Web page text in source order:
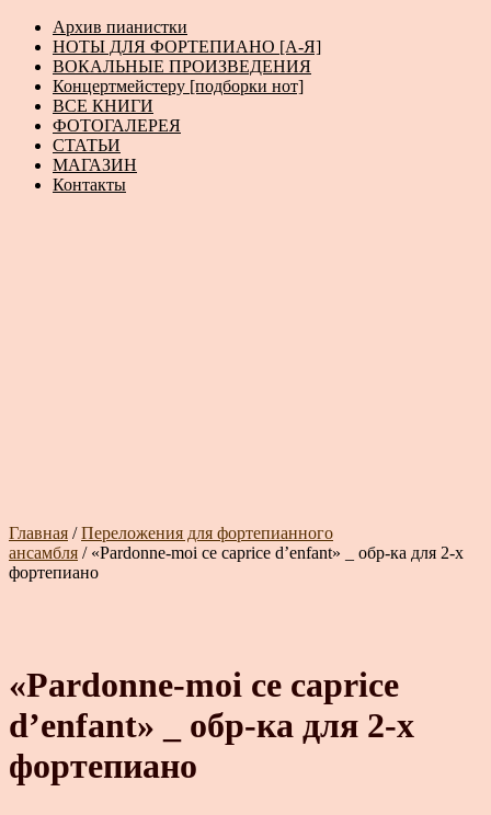
Архив пианистки
НОТЫ ДЛЯ ФОРТЕПИАНО [А-Я]
ВОКАЛЬНЫЕ ПРОИЗВЕДЕНИЯ
Концертмейстеру [подборки нот]
ВСЕ КНИГИ
ФОТОГАЛЕРЕЯ
СТАТЬИ
МАГАЗИН
Контакты
Главная /Переложения для фортепианного
ансамбля / «Pardonne-moi ce caprice d’enfant» _ обр-ка для 2-х
фортепиано
«Pardonne-moi ce caprice
d’enfant» _ обр-ка для 2-х
фортепиано